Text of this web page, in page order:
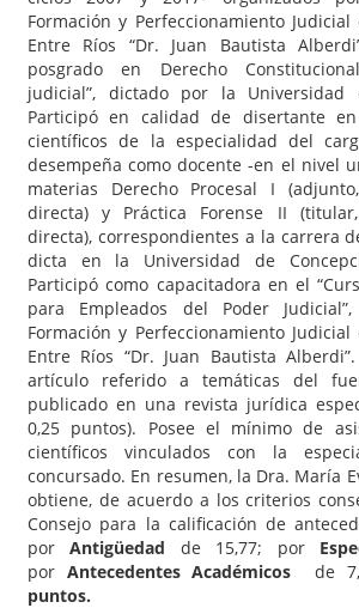
Formación y Perfeccionamiento
Entre Ríos “Dr. Juan Bautista
posgrado en Derecho
judicial”, dictado por la Universidad
Participó en calidad de disertante
científicos de la especialidad del
desempeña como docente -en el nivel
materias Derecho Procesal I
directa) y Práctica Forense II
directa), correspondientes a la carrera
dicta en la Universidad de
Participó como capacitadora en el
para Empleados del Poder
Formación y Perfeccionamiento
Entre Ríos “Dr. Juan Bautista
artículo referido a temáticas del
publicado en una revista jurídica
0,25 puntos). Posee el mínimo de
científicos vinculados con la
concursado. En resumen, la Dra. María
obtiene, de acuerdo a los criterios
Consejo para la calificación de
porAntigüedad de 15,77; por
por Antecedentes Académicos de
puntos.